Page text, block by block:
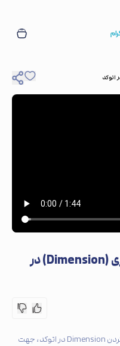
ویدئو: تنظیم کردن اندازه‌گذاری (Dimension) در
در این ویدیو از معمارگرام به آموزش تنظیم کردن Dimension در اتوکد، جهت